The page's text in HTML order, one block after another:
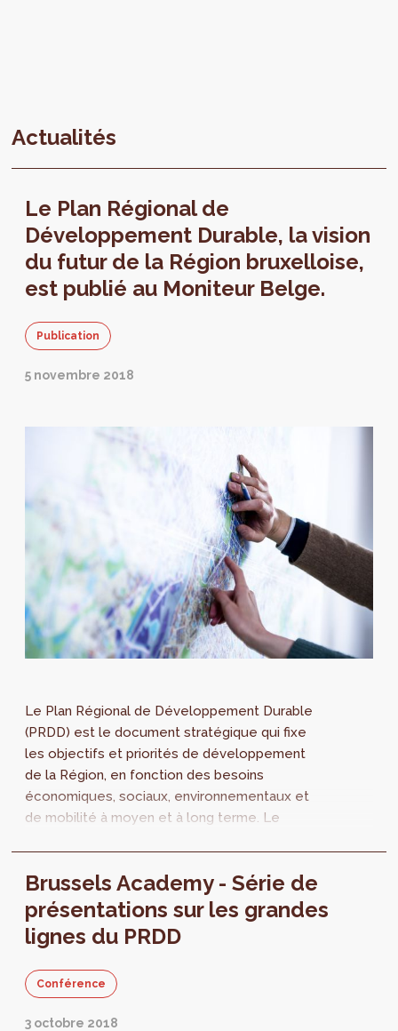
Actualités
Le Plan Régional de
Développement Durable, la vision
du futur de la Région bruxelloise,
est publié au Moniteur Belge.
Publication
5 novembre 2018
Le Plan Régional de Développement Durable
(PRDD) est le document stratégique qui fixe
les objectifs et priorités de développement
de la Région, en fonction des besoins
économiques, sociaux, environnementaux et
de mobilité à moyen et à long terme. Le
Brussels Academy - Série de
présentations sur les grandes
lignes du PRDD
Conférence
3 octobre 2018